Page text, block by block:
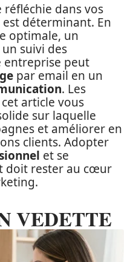
dans vos
est déterminant. En
optimale, un
suivi des
entreprise peut
par email en un
. Les
article vous
sur laquelle
et améliorer en
clients. Adopter
et se
doit rester au cœur
VEDETTE